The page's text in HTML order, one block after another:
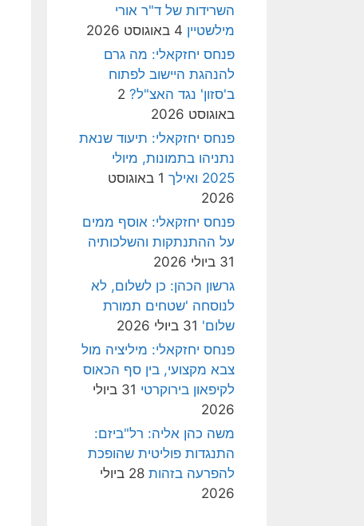
השרידות של ד"ר אורי
מילשטיין 4 באוגוסט 2026
פנחס יחזקאלי: מה גרם
להנהגת היישוב לפתוח
ב'סזון' נגד האצ"ל? 2
באוגוסט 2026
פנחס יחזקאלי: תיעוד שנאת
נתניהו בתמונות, מיולי
2025 ואילך
1 באוגוסט
2026
פנחס יחזקאלי: אוסף ממים
על ההתנתקות והשלכותיה
31 ביולי 2026
גרשון הכהן: כן לשלום, לא
לנוסחה 'שטחים תמורת
שלום' 31 ביולי 2026
פנחס יחזקאלי: מיליציה מול
צבא מקצועי, בין סף הכאוס
לקיפאון בירוקרטי
31 ביולי
2026
משה כהן אליה: רל"ביזם:
התנגדות פוליטית שהופכת
להפרעה בזהות
28 ביולי
2026